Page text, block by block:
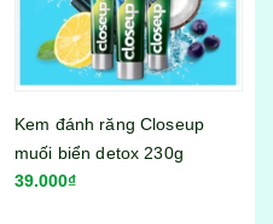
Nước rửa tay Lifebuoy chanh
khử mùi túi 400g
55.000₫